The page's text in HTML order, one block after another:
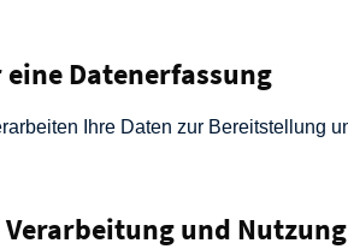
Datenerfassung
Ihre Daten zur Bereitstellung
und